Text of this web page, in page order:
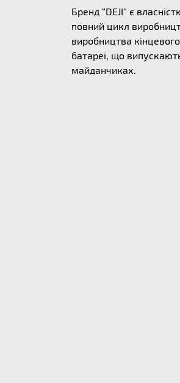
Бренд “DEJI” є
повний цикл
виробництва
батареї, що
майданчиках.